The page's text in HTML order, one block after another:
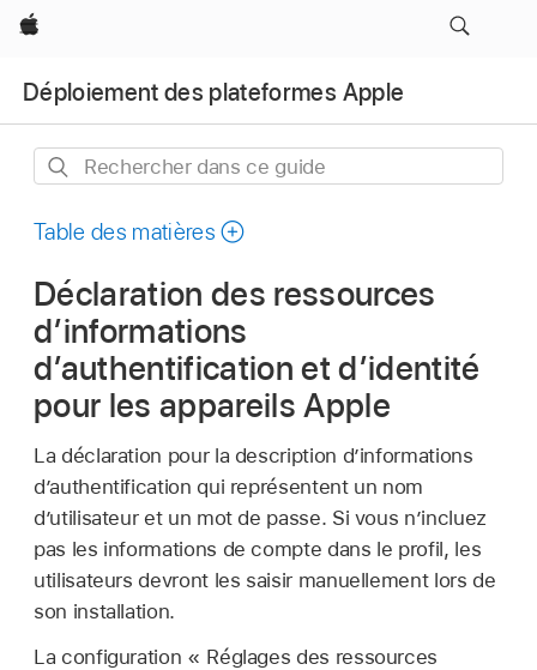
Apple
Déploiement des plateformes Apple
Rechercher
ce
Table des matières
Déclaration des ressources
d’informations
d’authentification et d’identité
pour les appareils Apple
La déclaration pour la description d’informations
d’authentification qui représentent un nom
d’utilisateur et un mot de passe. Si vous n’incluez
pas les informations de compte dans le profil, les
utilisateurs devront les saisir manuellement lors de
son installation.
La configuration « Réglages des ressources